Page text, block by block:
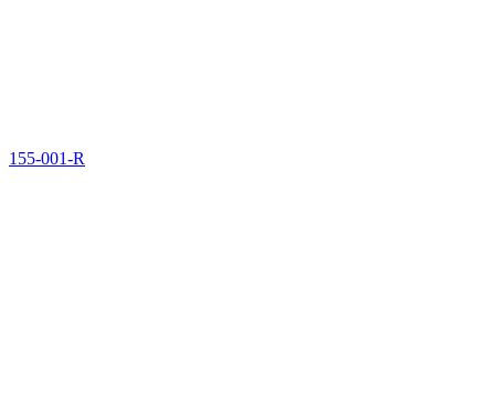
155-001-R